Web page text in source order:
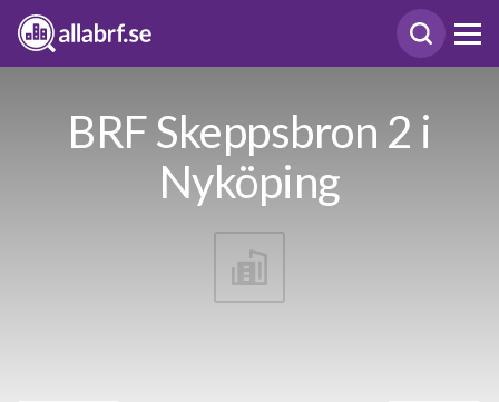
BRF Skeppsbron 2 i
Nyköping